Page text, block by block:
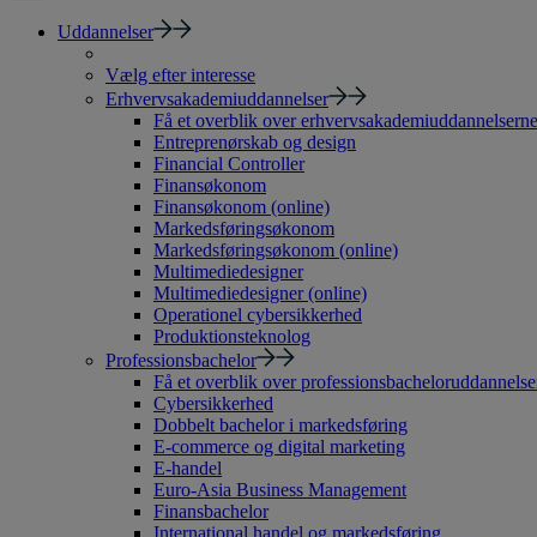
Uddannelser
Vælg efter interesse
Erhvervsakademiuddannelser
Få et overblik over erhvervsakademiuddannelserne
Entreprenørskab og design
Financial Controller
Finansøkonom
Finansøkonom (online)
Markedsføringsøkonom
Markedsføringsøkonom (online)
Multimediedesigner
Multimediedesigner (online)
Operationel cybersikkerhed
Produktionsteknolog
Professionsbachelor
Få et overblik over
Cybersikkerhed
Dobbelt bachelor i markedsføring
E-commerce og digital marketing
E-handel
Euro-Asia Business Management
Finansbachelor
International handel og markedsføring